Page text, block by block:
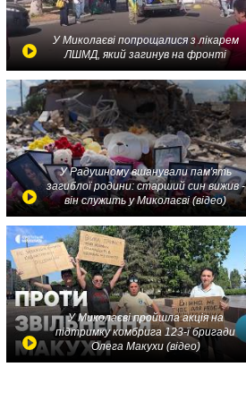
У Миколаєві попрощалися з лікарем
ЛШМД, який загинув на фронті
У Радушному вшанували пам'ять
загиблої родини: старший син вижив -
він служить у Миколаєві (відео)
У Миколаєві пройшла акція на
підтримку комбрига 123-ї бригади
Олега Макухи (відео)